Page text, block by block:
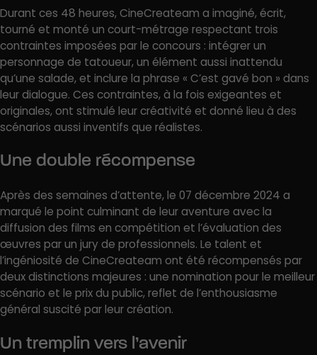
Durant ces 48 heures, CineCreateam a imaginé, écrit,
tourné et monté un court-métrage respectant trois
contraintes imposées par le concours : intégrer un
personnage de tatoueur, un élément aussi inattendu
qu’une salade, et inclure la phrase « C’est gavé bon » dans
leur dialogue. Ces contraintes, à la fois exigeantes et
originales, ont stimulé leur créativité et donné lieu à des
scénarios aussi inventifs que réalistes.
Une double récompense
Après des semaines d’attente, le 07 décembre 2024 a
marqué le point culminant de leur aventure avec la
diffusion des films en compétition et l’évaluation des
œuvres par un jury de professionnels. Le talent et
l’ingéniosité de CineCreateam ont été récompensés par
deux distinctions majeures : une nomination pour le meilleur
scénario et le prix du public, reflet de l’enthousiasme
général suscité par leur création.
Un tremplin vers l’avenir